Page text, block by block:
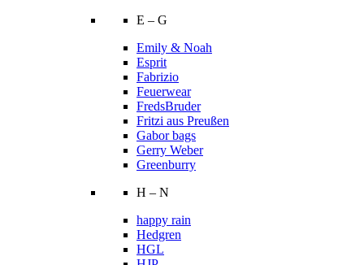
E – G
Emily & Noah
Esprit
Fabrizio
Feuerwear
FredsBruder
Fritzi aus Preußen
Gabor bags
Gerry Weber
Greenburry
H – N
happy rain
Hedgren
HGL